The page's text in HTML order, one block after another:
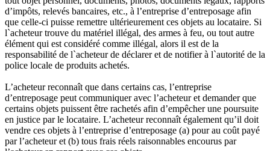
d’impôts, relevés bancaires, etc., à l’entreprise d’entreposage afin
que celle-ci puisse remettre ultérieurement ces objets au locataire. Si
l`acheteur trouve du matériel illégal, des armes à feu, ou tout autre
élément qui est considéré comme illégal, alors il est de la
responsabilité de l`acheteur de déclarer et de notifier à l`autorité de la
police locale de produits achetés.
L’acheteur reconnaît que dans certains cas, l’entreprise
d’entreposage peut communiquer avec l’acheteur et demander que
certains objets puissent être rachetés afin d’empêcher une poursuite
en justice par le locataire. L’acheteur reconnaît également qu’il doit
vendre ces objets à l’entreprise d’entreposage (a) pour au coût payé
par l’acheteur et (b) tous frais réels raisonnables encourus par